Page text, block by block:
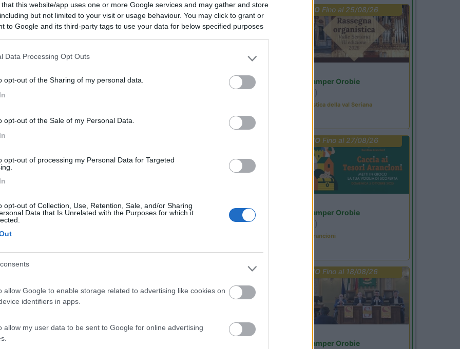
that this website/app uses one or more Google services and may gather and store
but not limited to your visit or usage behaviour. You may click to grant or
to Google and its third-party tags to use your data for below specified purposes
Data Processing Opt Outs
opt-out of the Sharing of my personal data.
opt-out of the Sale of my Personal Data.
opt-out of processing my Personal Data for Targeted
opt-out of Collection, Use, Retention, Sale, and/or Sharing
Data that Is Unrelated with the Purposes for which it
allow Google to enable storage related to advertising like cookies on
identifiers in apps.
allow my user data to be sent to Google for online advertising
/ Posizione
6 km da Bologna, nei pressi del concessionario ca...
Vaccaro
Posizione
2 km dal centro, vicino all'ospedale Rizzoli, par...
(BO) - 5.3km
7
Posizione
(BO) - 5.7km
15
7,3
Posizione
PROMO Fino al 25/08/26
Area Sosta Camper Orobie
(BG)
Rassegna organistica della val Seriana
PROMOFino al 27/08/26
Area Sosta Camper Orobie
(BG)
Caccia ai tesori arancioni
PROMO Fino al 18/08/26
Area Sosta Camper Orobie